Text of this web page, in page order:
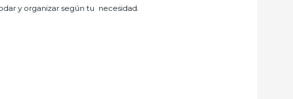
y organizar según tu necesidad.